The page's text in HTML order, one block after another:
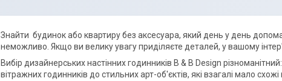
Знайти будинок або квартиру без аксесуара, який день у день
неможливо. Якщо ви велику увагу приділяєте деталей, у вашому
Вибір дизайнерських настінних годинників B & B Design
вітражних годинників до стильних арт-об'єктів, які взагалі мало